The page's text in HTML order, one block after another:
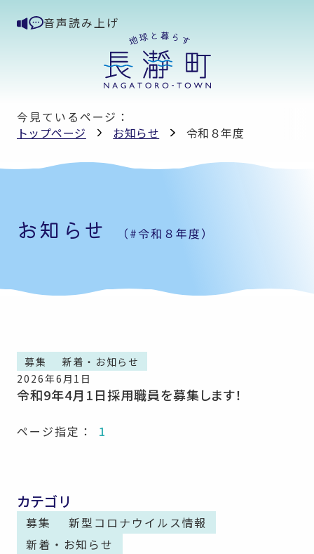
音声読み上げ
今見ているページ：
トップページ
お知らせ 令和８年度
お知らせ （#令和８年度）
募集
新着・お知らせ
2026年6月1日
令和9年4月1日採用職員を募集します！
ページ指定： 1
カテゴリ
募集
新型コロナウイルス情報
新着・お知らせ